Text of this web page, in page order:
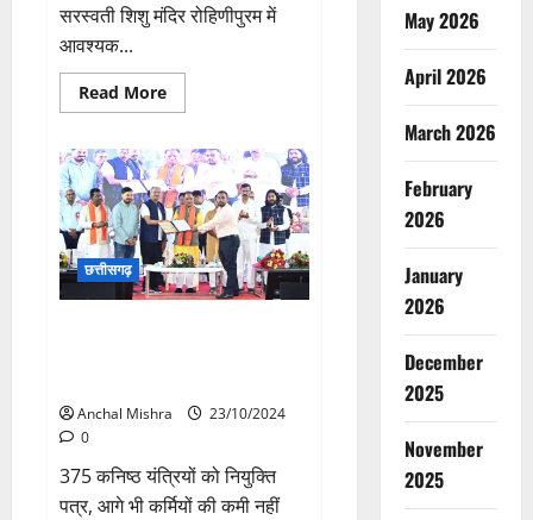
सरस्वती शिशु मंदिर रोहिणीपुरम में
आवश्यक...
Read MoreRead
more
पीढ़ी
को
संस्कार
और
संस्कृति
से
जोड़ना
महत्वपूर्ण
कार्य:
मुख्यमंत्री
छत्तीसगढ़
Anchal Mishra
23/10/2024
0
375 कनिष्ठ यंत्रियों को नियुक्ति
पत्र, आगे भी कर्मियों की कमी नहीं
May 2026
April 2026
March 2026
February
2026
January
2026
December
2025
November
2025